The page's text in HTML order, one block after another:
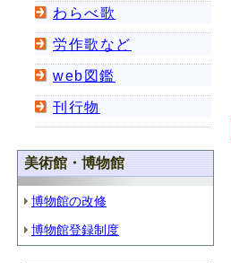
わらべ歌
労作歌など
web図鑑
刊行物
美術館・博物館
博物館の改修
博物館登録制度